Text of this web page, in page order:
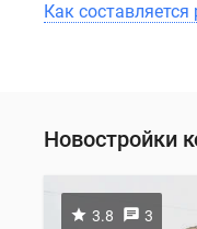
Как составляется
Новостройки
3.8 3